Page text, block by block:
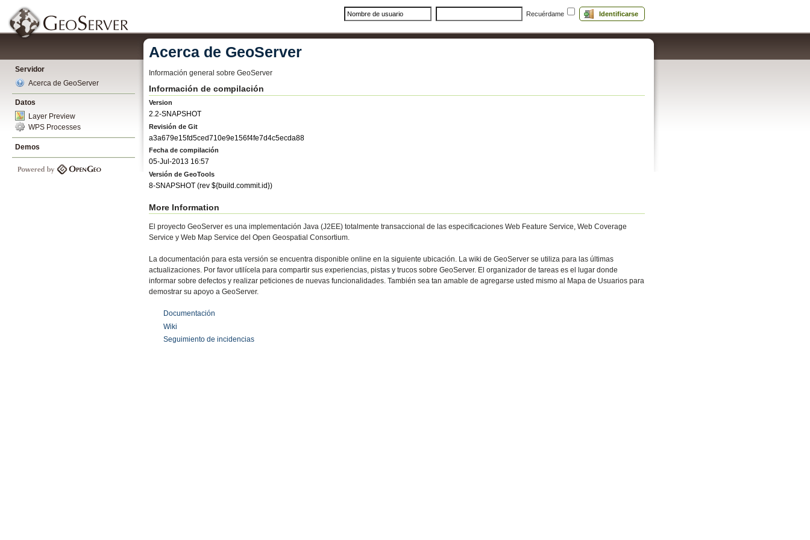
Recuérdame Identificarse
Servidor
Acerca de GeoServer
Datos
Layer Preview
WPS Processes
Demos
Acerca de GeoServer
Información general sobre GeoServer
Información de compilación
Version
2.2-SNAPSHOT
Revisión de Git
a3a679e15fd5ced710e9e156f4fe7d4c5ecda88
Fecha de compilación
05-Jul-2013 16:57
Versión de GeoTools
8-SNAPSHOT (rev ${build.commit.id})
More Information
El proyecto GeoServer es una implementación Java (J2EE) totalmente transaccional de las especificaciones Web Feature Service, Web Coverage
Service y Web Map Service del Open Geospatial Consortium.
La documentación para esta versión se encuentra disponible online en la siguiente ubicación. La wiki de GeoServer se utiliza para las últimas
actualizaciones. Por favor utilícela para compartir sus experiencias, pistas y trucos sobre GeoServer. El organizador de tareas es el lugar donde
informar sobre defectos y realizar peticiones de nuevas funcionalidades. También sea tan amable de agregarse usted mismo al Mapa de Usuarios para
demostrar su apoyo a GeoServer.
Documentación
Wiki
Seguimiento de incidencias